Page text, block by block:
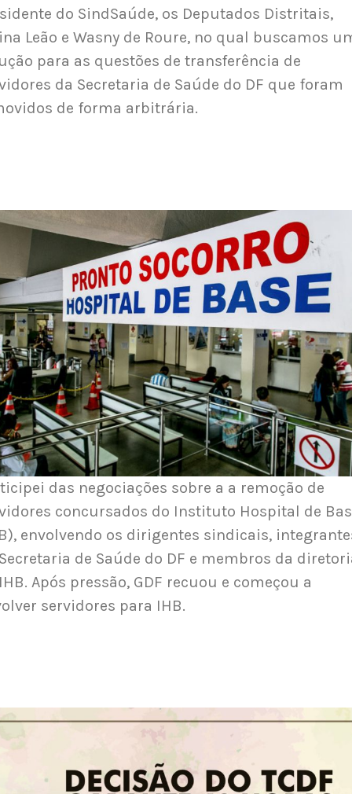
do SindSaúde, os Deputados Distritais,
Leão e Wasny de Roure, no qual buscamos
para as questões de transferência de
da Secretaria de Saúde do DF que foram
de forma arbitrária.
das negociações sobre a a remoção de
concursados do Instituto Hospital de
envolvendo os dirigentes sindicais,
de Saúde do DF e membros da
Após pressão, GDF recuou e começou a
servidores para IHB.